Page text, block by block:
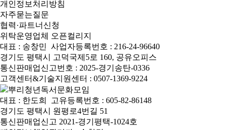
개인정보처리방침
자주묻는질문
협력·파트너신청
위탁운영업체 오픈컬리지
대표 : 송창민 사업자등록번호 : 216-24-96640
경기도 평택시 고덕국제5로 160, 공유오피스
통신판매업신고번호 : 2025-경기송탄-0336
고객센터&기술지원센터 : 0507-1369-9224
뿌리청년독서문화모임
대표 : 한도희
고유등록번호 : 605-82-86148
경기도 평택시 원평로4번길 51
통신판매업신고 2021-경기평택-1024호